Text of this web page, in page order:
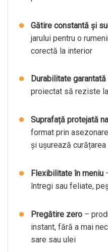
Gătire constantă și
jarului pentru o
corectă la interior
Durabilitate garantată
proiectat să reziste
Suprafață protejată
format prin
și ușurează curățarea
Flexibilitate în meniu
întregi sau feliate,
Pregătire zero –
instant, fără a mai
sare sau ulei